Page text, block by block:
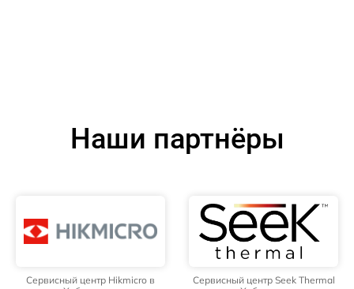
Наши партнёры
Сервисный центр Hikmicro в
Сервисный центр Seek Thermal